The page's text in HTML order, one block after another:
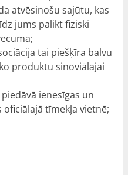
atvēsinošu sajūtu, kas
jums palikt fiziski
tai piešķīra balvu
produktu sinoviālajai
ienesīgas un
tīmekļa vietnē;